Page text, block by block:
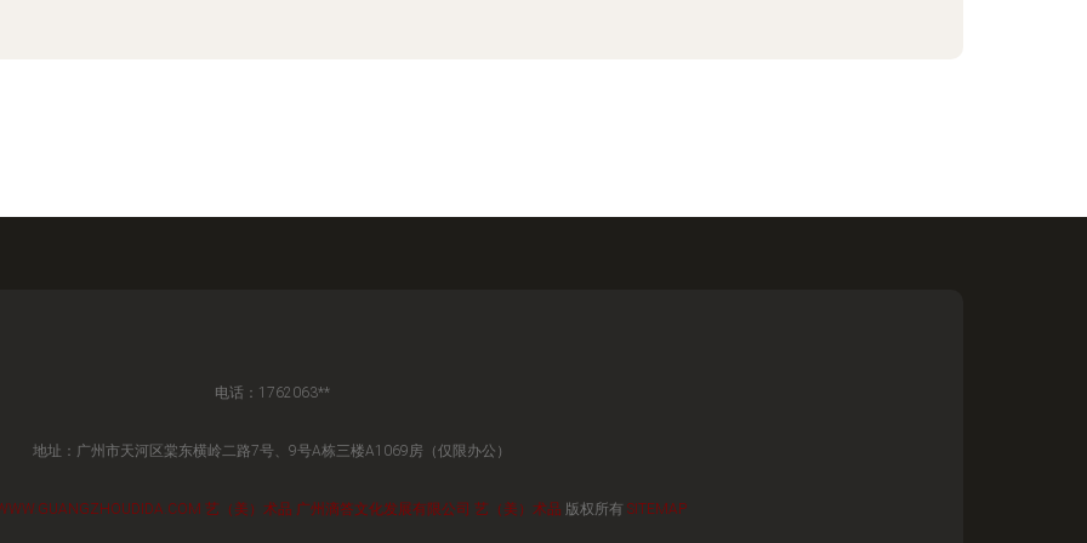
电话：1762063**
地址：广州市天河区棠东横岭二路7号、9号A栋三楼A1069房（仅限办公）
艺（美）术品 广州滴答文化发展有限公司 艺（美）术品 版权所有 SITEMAP